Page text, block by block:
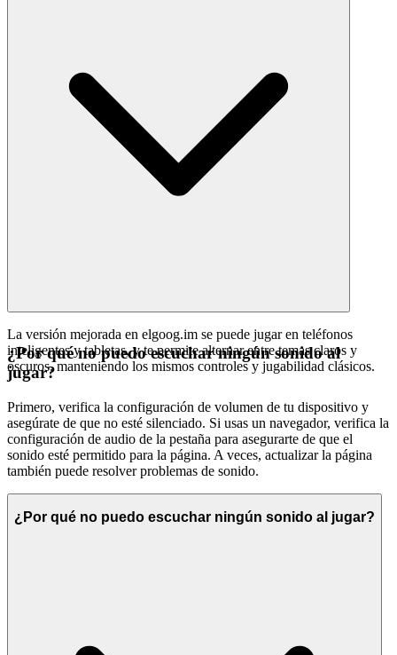
La versión mejorada en elgoog.im se puede jugar en teléfonos
inteligentes y tabletas, y te permite alternar entre temas claros y
oscuros, manteniendo los mismos controles y jugabilidad clásicos.
¿Por qué no puedo escuchar ningún sonido al
jugar?
Primero, verifica la configuración de volumen de tu dispositivo y
asegúrate de que no esté silenciado. Si usas un navegador, verifica la
configuración de audio de la pestaña para asegurarte de que el
sonido esté permitido para la página. A veces, actualizar la página
también puede resolver problemas de sonido.
¿Por qué no puedo escuchar ningún sonido al jugar?